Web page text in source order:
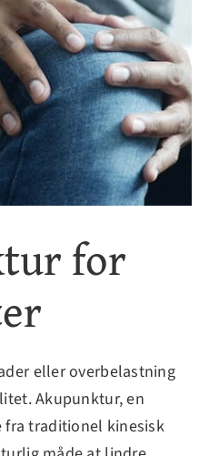
for
eller overbelastning
Akupunktur, en
traditionel kinesisk